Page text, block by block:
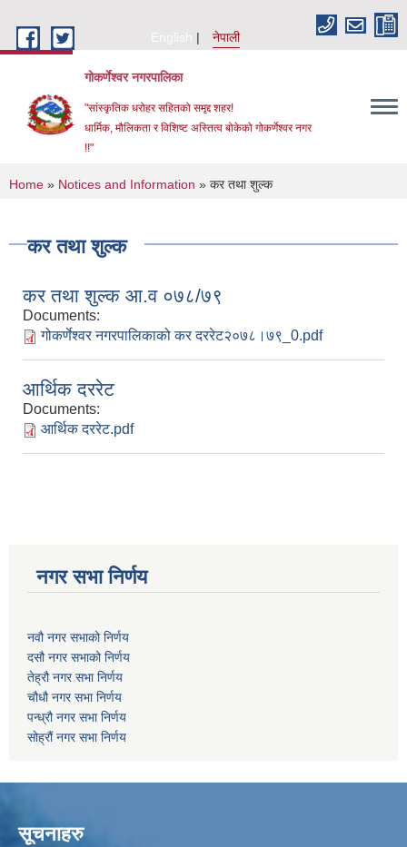
English
नेपाली
गोकर्णेश्वर नगरपालिका
"सांस्कृतिक धरोहर सहितको समृद्द शहर!
धार्मिक, मौलिकता र विशिष्ट अस्तित्व बोकेको गोकर्णेश्वर नगर
!!"
You are here
Home » Notices and Information » कर तथा शुल्क
कर तथा शुल्क
कर तथा शुल्क आ.व ०७८/७९
Documents:
गोकर्णेश्वर नगरपालिकाको कर दररेट२०७८।७९_0.pdf
आर्थिक दररेट
Documents:
आर्थिक दररेट.pdf
नगर सभा निर्णय
नवौ नगर सभाको निर्णय
दसौ नगर सभाको निर्णय
तेह्रौ नगर सभा निर्णय
चौधौ नगर सभा निर्णय
पन्ध्रौ नगर सभा निर्णय
सोह्रौं नगर सभा निर्णय
सूचनाहरु